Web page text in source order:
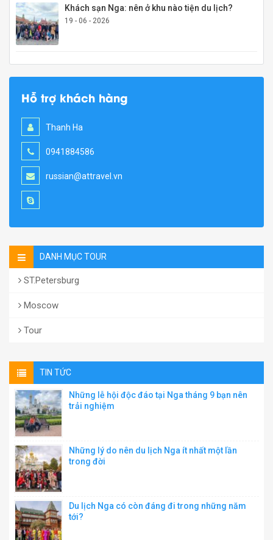
Khách sạn Nga: nên ở khu nào tiện du lịch?
19 - 06 - 2026
Hỗ trợ khách hàng
Thanh Ha
0941884586
russian@attravel.vn
DANH MỤC TOUR
ST.Petersburg
Moscow
Tour
TIN TỨC
Những lễ hội độc đáo tại Nga tháng 9 bạn nên
trải nghiệm
Những lý do nên du lịch Nga ít nhất một lần
trong đời
Du lịch Nga có còn đáng đi trong những năm
tới?